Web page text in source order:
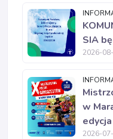
SIA
2026-
w
edycja
2026-